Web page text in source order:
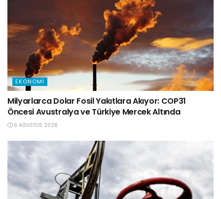
EKONOMI
Milyarlarca Dolar Fosil Yakıtlara Akıyor: COP31
Öncesi Avustralya ve Türkiye Mercek Altında
6 AĞUSTOS 2026